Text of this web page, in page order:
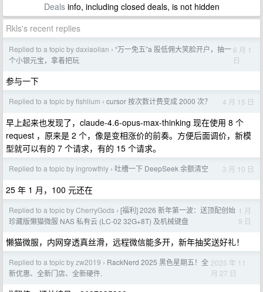
Dealsinfo, including closed deals, is not hidden
Rkls's recent replies
Replied to a topic by daxiaolian › “万一免五”a 股低佣大笑脸开户，抽一
个小银元宝，拿着把玩
6 月 1
日
参与一下
Replied to a topic by fishlium › cursor 按次数计费变成 2000 次？ 4 月 15 日
早上起来也发现了，claude-4.6-opus-max-thinking 现在使用 8 个
request ，原来是 2 个，像是变相涨价的前奏。方便后面调价，新模
型就可以有的 7 个请求，有的 15 个请求。
Replied to a topic by ingrowthly › 吐槽一下 DeepSeek 余额清空 3 月 10 日
25 年 1 月，100 元还在
Replied to a topic by CherryGods › [福利] 2026 新年第一波：送顶配创始
珍藏版懒猫微服 NAS 私有云 (LC-02 32G+8T) 及机械键盘
1 月
9 日
懒猫微服，内网穿透真丝滑，远程微信能多开，新年抽奖送好礼！
Replied to a topic by zw2019 › RackNerd 2025 黑色星期五！全
新优惠、全新门店、全新硬件.
2025 年 11
月 27 日